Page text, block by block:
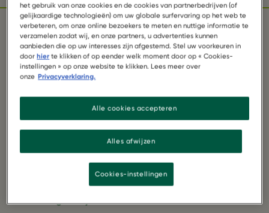
INGREDIËNTEN
2 pakken Garden Gourmet lightly roasted
1 Bosje Radijs
100 g Peultjes
het gebruik van onze cookies en de cookies van partnerbedrijven (of
gelijkaardige technologieën) om uw globale surfervaring op het web te
verbeteren, om onze online bezoekers te meten en nuttige informatie te
verzamelen zodat wij, en onze partners, u advertenties kunnen
aanbieden die op uw interesses zijn afgestemd. Stel uw voorkeuren in
doorhier te klikken of op eender welk moment door op « Cookies-
instellingen » op onze website te klikken. Lees meer over
onze Privacyverklaring.
Alles afwijzen
Alle cookies accepteren
Cookies-instellingen